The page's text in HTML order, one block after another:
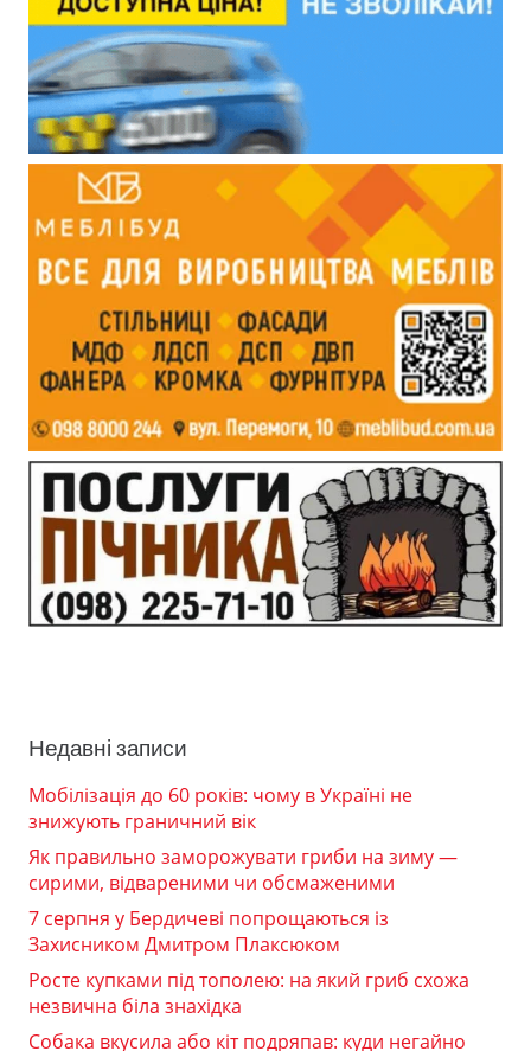
Недавні записи
Мобілізація до 60 років: чому в Україні не
знижують граничний вік
Як правильно заморожувати гриби на зиму —
сирими, відвареними чи обсмаженими
7 серпня у Бердичеві попрощаються із
Захисником Дмитром Плаксюком
Росте купками під тополею: на який гриб схожа
незвична біла знахідка
Собака вкусила або кіт подряпав: куди негайно